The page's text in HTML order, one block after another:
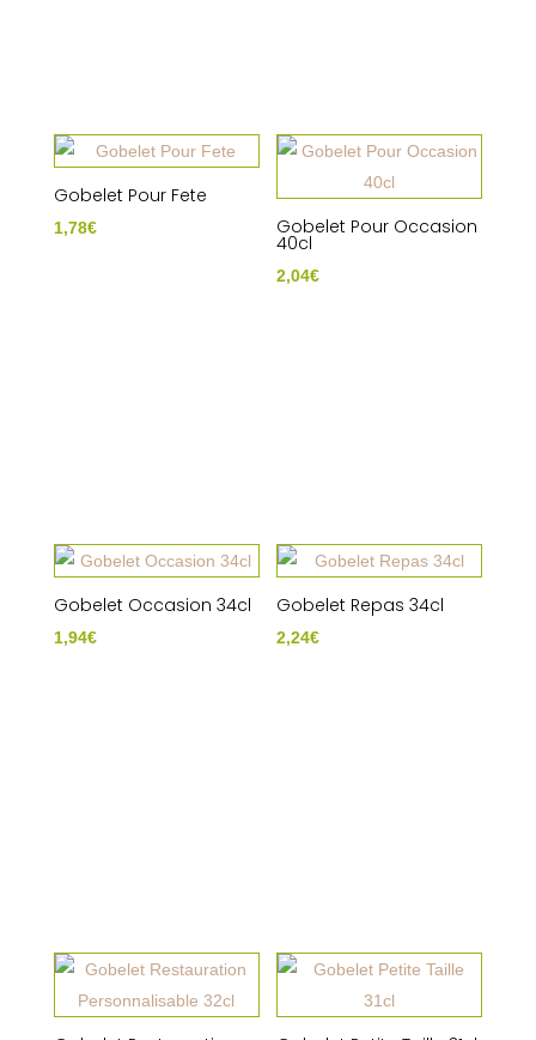
Gobelet Pour Fete
1,78€ Gobelet Pour Occasion
40cl
2,04€
Gobelet Occasion 34cl
1,94€
Gobelet Repas 34cl
2,24€